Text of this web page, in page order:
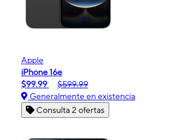
Apple
iPhone 16e
$99.99
$599.99
Generalmente en existencia
Consulta 2 ofertas